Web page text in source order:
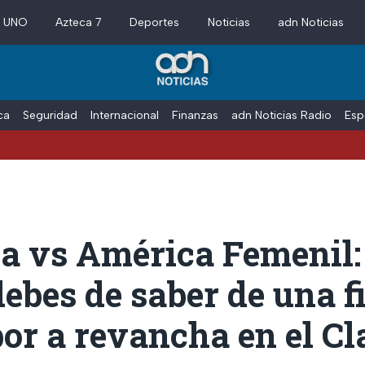
Azteca 7 Deportes Noticias adn Noticias
Seguridad Internacional Finanzas adn Noticias Radio
vs América
de saber de una
a revancha en el